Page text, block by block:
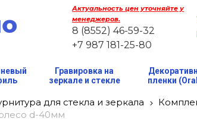
Актуальность цен уточняйте у
менеджеров.
8 (8552) 46-59-32
+7 987 181-25-80
Гравировка на
зеркале и стекле
пленки
для стекла и зеркала
d-40мм